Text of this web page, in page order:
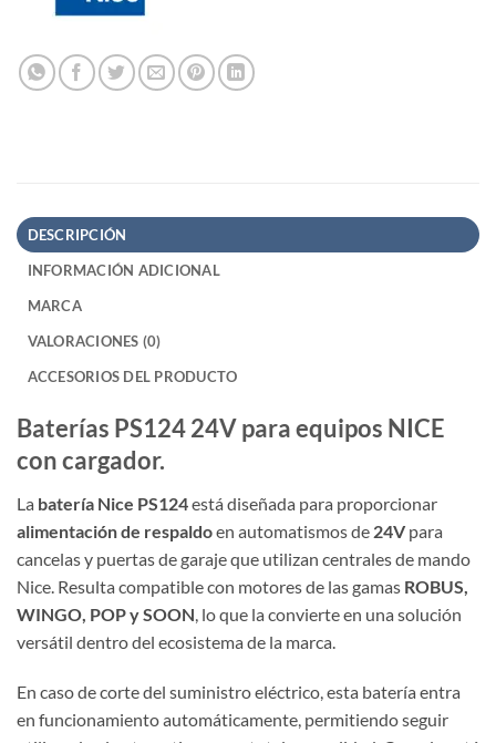
DESCRIPCIÓN
INFORMACIÓN ADICIONAL
MARCA
VALORACIONES (0)
ACCESORIOS DEL PRODUCTO
Baterías PS124 24V para equipos NICE
con cargador.
La batería Nice PS124está diseñada para proporcionar
alimentación de respaldoen automatismos de 24V para
cancelas y puertas de garaje que utilizan centrales de mando
Nice. Resulta compatible con motores de las gamas ROBUS,
WINGO, POP y SOON , lo que la convierte en una solución
versátil dentro del ecosistema de la marca.
En caso de corte del suministro eléctrico, esta batería entra
en funcionamiento automáticamente, permitiendo seguir